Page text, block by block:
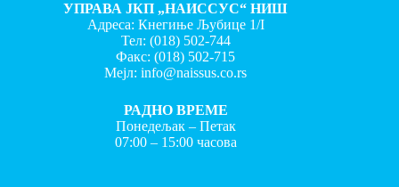
УПРАВА ЈКП „НАИССУС“ НИШ
Адреса: Кнегиње Љубице 1/I
Тел: (018) 502-744
Факс:(018) 502-715
Мејл:info@naissus.co.rs
РАДНО ВРЕМЕ
Понедељак – Петак
07:00 – 15:00 часова